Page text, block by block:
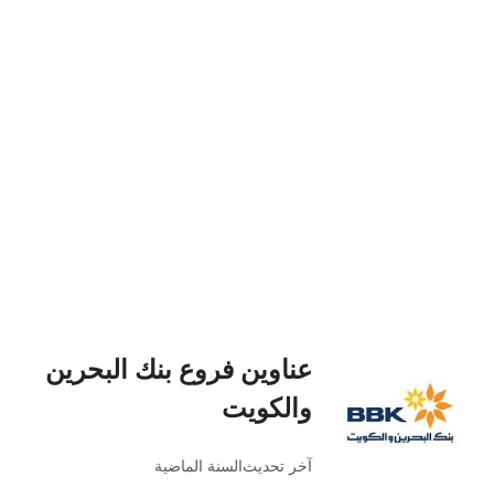
عناوين فروع بنك البحرين
والكويت
آخر تحديث السنة الماضية